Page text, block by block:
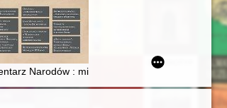
domów z informacją, jak ich
2022)Narodów : międzynarodowe miejsce